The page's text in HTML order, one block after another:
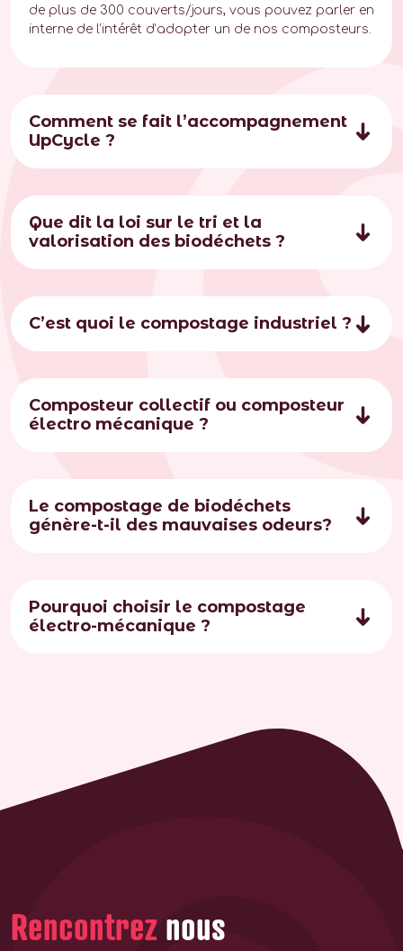
de plus de 300 couverts/jours, vous pouvez parler en
interne de l’intérêt d’adopter un de nos composteurs.
Comment se fait l’accompagnement
UpCycle ?
Que dit la loi sur le tri et la
valorisation des biodéchets ?
C’est quoi le compostage industriel ?
Composteur collectif ou composteur
électro mécanique ?
Le compostage de biodéchets
génère-t-il des mauvaises odeurs?
Pourquoi choisir le compostage
électro-mécanique ?
Rencontrez nous